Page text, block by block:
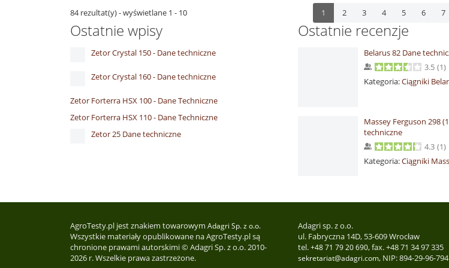
84 rezultat(y) - wyświetlane 1 - 10 1 2 3 4 5 6 7
Ostatnie wpisy
Zetor Crystal 150 - Dane techniczne
Zetor Crystal 160 - Dane techniczne
Zetor Forterra HSX 100 - Dane Techniczne
Zetor Forterra HSX 110 - Dane Techniczne
Zetor 25 Dane techniczne
Ostatnie recenzje
Belarus 82 Dane
3.5 (1)
Kategoria:Ciągniki
Massey Ferguson 298
techniczne
4.3 (1)
Kategoria:Ciągniki
AgroTesty.pl jest znakiem towarowym Adagri Sp. z o.o.
Wszystkie materiały opublikowane na AgroTesty.pl są
chronione prawami autorskimi © Adagri Sp. z o.o. 2010-
2026 r. Wszelkie prawa zastrzeżone.
Adagri sp. z o.o.
ul. Fabryczna 14D, 53-609 Wrocław
tel.+48 71 79 20 690, fax. +48 71 34 97 335
sekretariat@adagri.com, NIP: 894-29-96-794